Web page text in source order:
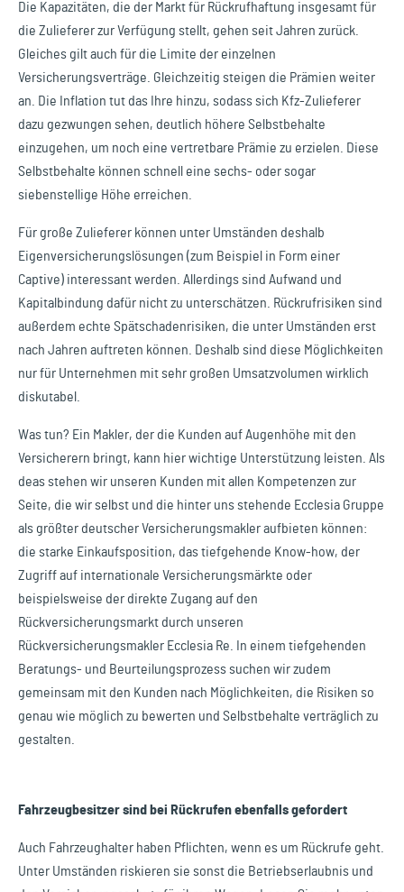
Die Kapazitäten, die der Markt für Rückrufhaftung insgesamt für
die Zulieferer zur Verfügung stellt, gehen seit Jahren zurück.
Gleiches gilt auch für die Limite der einzelnen
Versicherungsverträge. Gleichzeitig steigen die Prämien weiter
an. Die Inflation tut das Ihre hinzu, sodass sich Kfz-Zulieferer
dazu gezwungen sehen, deutlich höhere Selbstbehalte
einzugehen, um noch eine vertretbare Prämie zu erzielen. Diese
Selbstbehalte können schnell eine sechs- oder sogar
siebenstellige Höhe erreichen.
Für große Zulieferer können unter Umständen deshalb
Eigenversicherungslösungen (zum Beispiel in Form einer
Captive) interessant werden. Allerdings sind Aufwand und
Kapitalbindung dafür nicht zu unterschätzen. Rückrufrisiken sind
außerdem echte Spätschadenrisiken, die unter Umständen erst
nach Jahren auftreten können. Deshalb sind diese Möglichkeiten
nur für Unternehmen mit sehr großen Umsatzvolumen wirklich
diskutabel.
Was tun? Ein Makler, der die Kunden auf Augenhöhe mit den
Versicherern bringt, kann hier wichtige Unterstützung leisten. Als
deas stehen wir unseren Kunden mit allen Kompetenzen zur
Seite, die wir selbst und die hinter uns stehende Ecclesia Gruppe
als größter deutscher Versicherungsmakler aufbieten können:
die starke Einkaufsposition, das tiefgehende Know-how, der
Zugriff auf internationale Versicherungsmärkte oder
beispielsweise der direkte Zugang auf den
Rückversicherungsmarkt durch unseren
Rückversicherungsmakler Ecclesia Re. In einem tiefgehenden
Beratungs- und Beurteilungsprozess suchen wir zudem
gemeinsam mit den Kunden nach Möglichkeiten, die Risiken so
genau wie möglich zu bewerten und Selbstbehalte verträglich zu
gestalten.
Fahrzeugbesitzer sind bei Rückrufen ebenfalls gefordert
Auch Fahrzeughalter haben Pflichten, wenn es um Rückrufe geht.
Unter Umständen riskieren sie sonst die Betriebserlaubnis und